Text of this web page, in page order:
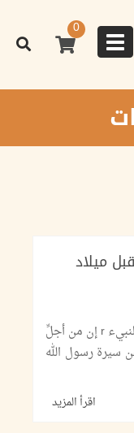
Toggle
navigation
0
ميلاد
في رحاب السيرة الجزء الأول ما قبل ميلاد النبيء r إن من أجلِّ
سيرة رسول الله
اقرأ المزيد